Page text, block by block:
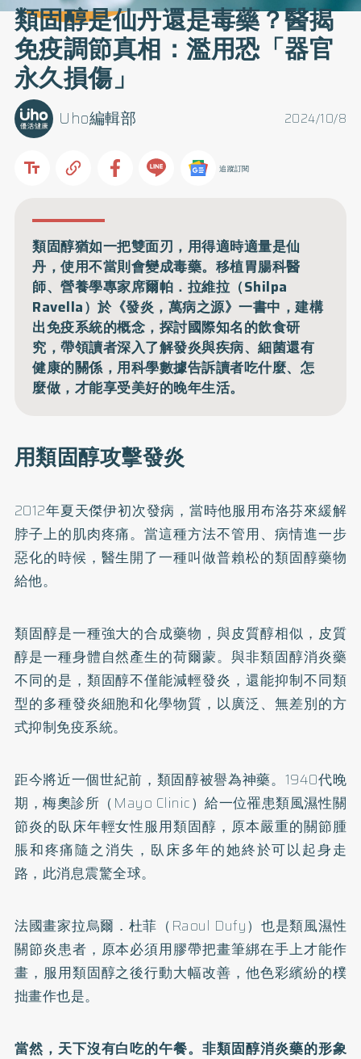
類固醇是仙丹還是毒藥？醫揭
免疫調節真相：濫用恐「器官
永久損傷」
2024/10/8
Uho編輯部
追蹤訂閱
類固醇猶如一把雙面刃，用得適時適量是仙
丹，使用不當則會變成毒藥。移植胃腸科醫
師、營養學專家席爾帕．拉維拉（Shilpa
Ravella）於《發炎，萬病之源》一書中，建構
出免疫系統的概念，探討國際知名的飲食研
究，帶領讀者深入了解發炎與疾病、細菌還有
健康的關係，用科學數據告訴讀者吃什麼、怎
麼做，才能享受美好的晚年生活。
用類固醇攻擊發炎
2012年夏天傑伊初次發病，當時他服用布洛芬來緩解
脖子上的肌肉疼痛。當這種方法不管用、病情進一步
惡化的時候，醫生開了一種叫做普賴松的類固醇藥物
給他。
類固醇是一種強大的合成藥物，與皮質醇相似，皮質
醇是一種身體自然產生的荷爾蒙。與非類固醇消炎藥
不同的是，類固醇不僅能減輕發炎，還能抑制不同類
型的多種發炎細胞和化學物質，以廣泛、無差別的方
式抑制免疫系統。
距今將近一個世紀前，類固醇被譽為神藥。1940代晚
期，梅奧診所（Mayo Clinic）給一位罹患類風濕性關
節炎的臥床年輕女性服用類固醇，原本嚴重的關節腫
脹和疼痛隨之消失，臥床多年的她終於可以起身走
路，此消息震驚全球。
法國畫家拉烏爾．杜菲（Raoul Dufy）也是類風濕性
關節炎患者，原本必須用膠帶把畫筆綁在手上才能作
畫，服用類固醇之後行動大幅改善，他色彩繽紛的樸
拙畫作也是。
當然，天下沒有白吃的午餐。非類固醇消炎藥的形象